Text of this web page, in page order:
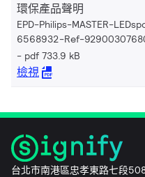
環保產品聲明
EPD-Philips-MASTER-
6568932-Ref-
pdf 733.9 kB
檢視
台北市南港區忠孝東路七段